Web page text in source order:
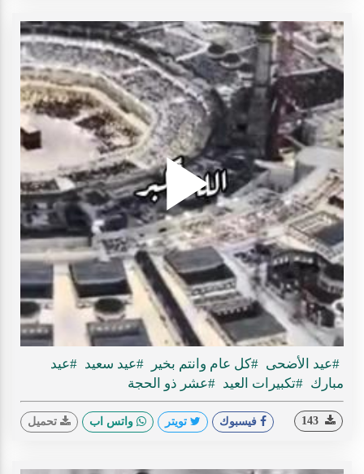
Play
#عيد الأضحى #كل عام وانتم بخير #عيد سعيد #عيد
مبارك #تكبيرات العيد #عشر ذو الحجة
فيسبوك تويتر واتس اب تحميل